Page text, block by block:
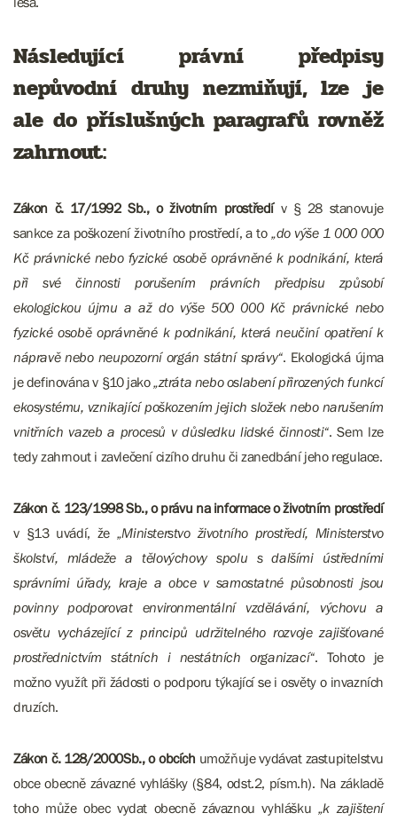
Následující právní předpisy
nepůvodní druhy nezmiňují, lze je
ale do příslušných paragrafů rovněž
zahrnout:
Zákon č. 17/1992 Sb., o životním prostředív § 28 stanovuje
sankce za poškození životního prostředí, a to„do výše 1 000 000
Kč právnické nebo fyzické osobě oprávněné k podnikání, která
při své činnosti porušením právních předpisu způsobí
ekologickou újmu a až do výše 500 000 Kč právnické nebo
fyzické osobě oprávněné k podnikání, která neučiní opatření k
nápravě nebo neupozorní orgán státní správy“. Ekologická újma
je definována v §10 jako„ztráta nebo oslabení přirozených funkcí
ekosystému, vznikající poškozením jejich složek nebo narušením
vnitřních vazeb a procesů v důsledku lidské činnosti“. Sem lze
tedy zahrnout i zavlečení cizího druhu či zanedbání jeho regulace.
Zákon č. 123/1998 Sb., o právu na informace o životním prostředí
v §13 uvádí, že „Ministerstvo životního prostředí, Ministerstvo
školství, mládeže a tělovýchovy spolu s dalšími ústředními
správními úřady, kraje a obce v samostatné působnosti jsou
povinny podporovat environmentální vzdělávání, výchovu a
osvětu vycházející z principů udržitelného rozvoje zajišťované
prostřednictvím státních i nestátních organizací“. Tohoto je
možno využít při žádosti o podporu týkající se i osvěty o invazních
druzích.
Zákon č. 128/2000Sb., o obcích umožňuje vydávat zastupitelstvu
obce obecně závazné vyhlášky (§84, odst.2, písm.h). Na základě
toho může obec vydat obecně závaznou vyhlášku „k zajištení